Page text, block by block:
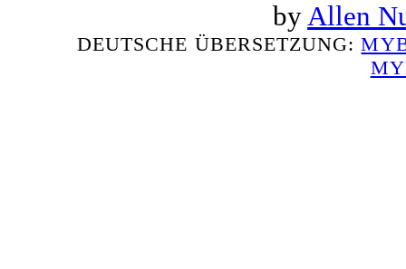
byAllen
DEUTSCHE ÜBERSETZUNG: